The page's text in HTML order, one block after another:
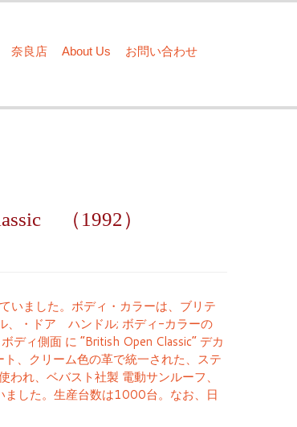
奈良店 About Us お問い合わせ
（1992）
ました。ボディ・カラーは、ブリテ
、・ドア ハンドル; ボディ-カラーの
ディ側面 に ”British Open Classic” デカ
、クリーム色の革で統一された、ステ
れ、ベバスト社製 電動サンルーフ、
ました。生産台数は1000台。なお、日